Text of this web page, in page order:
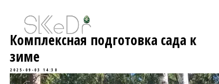
Комплексная подготовка сада к
зиме
2025-09-03 14:30